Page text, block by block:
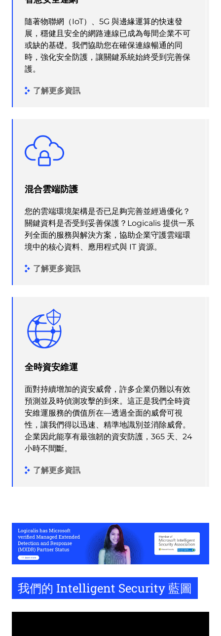
隨著物聯網（IoT）、5G 與邊緣運算的快速發
展，穩健且安全的網路連線已成為每間企業不可
或缺的基礎。我們協助您在確保連線暢通的同
時，強化安全防護，讓關鍵系統始終受到完善保
護。
了解更多資訊
混合雲端防護
您的雲端環境架構是否已足夠完善並經過優化？
關鍵資料是否受到妥善保護？Logicalis 提供一系
列全面的服務與解決方案，協助企業守護雲端環
境中的核心資料、應用程式與 IT 資源。
了解更多資訊
全時資安維運
面對持續增加的資安威脅，許多企業仍難以有效
預測並及時偵測攻擊的到來。這正是我們全時資
安維運服務的價值所在—透過全面的威脅可視
性，讓我們得以迅速、精準地識別並消除威脅。
企業因此能享有最強韌的資安防護，365 天、24
小時不間斷。
了解更多資訊
我們的 Intelligent Security 藍圖